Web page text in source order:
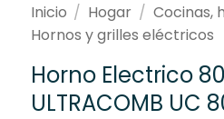
Inicio / Hogar / Cocinas,
Hornos y grilles eléctricos
Horno Electrico
ULTRACOMB UC